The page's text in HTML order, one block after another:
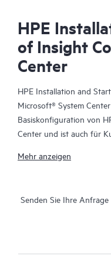
HPE
of Insight
Center
HPE Installation and
Microsoft® System
Basiskonfiguration von
Center und ist auch für
OneView für Microsoft
• Microsoft System
• Microsoft System
• Microsoft System
Mehr anzeigen
Senden Sie Ihre